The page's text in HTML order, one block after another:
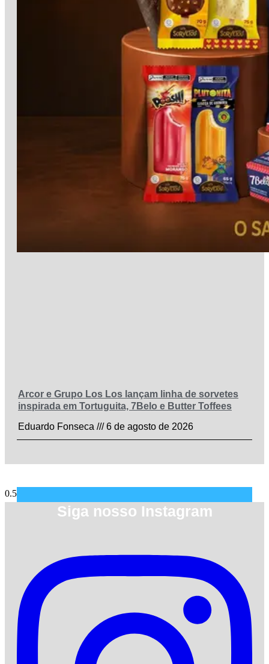
Arcor e Grupo Los Los lançam linha de sorvetes
inspirada em Tortuguita, 7Belo e Butter Toffees
Eduardo Fonseca
6 de agosto de 2026
Siga nosso Instagram